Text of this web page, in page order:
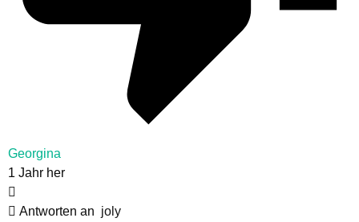
Georgina
1 Jahr her
Antworten an joly